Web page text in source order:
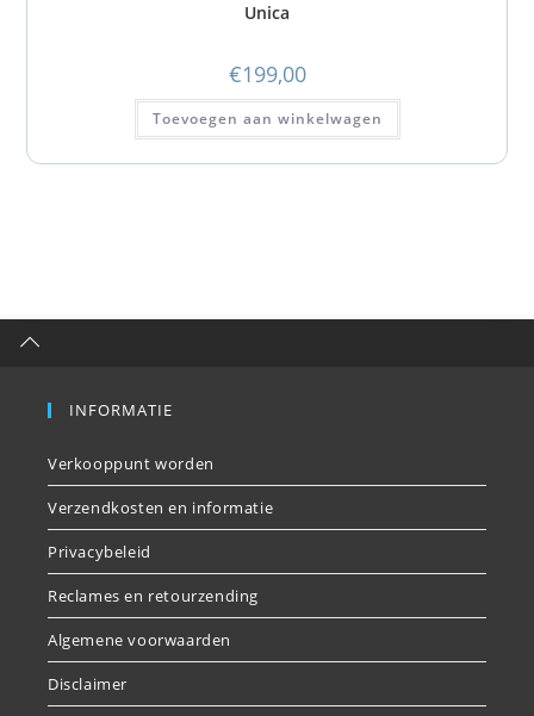
Unica
€199,00
Toevoegen aan winkelwagen
INFORMATIE
Verkooppunt worden
Verzendkosten en informatie
Privacybeleid
Reclames en retourzending
Algemene voorwaarden
Disclaimer